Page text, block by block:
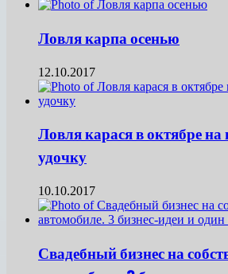
Ловля карпа осенью
12.10.2017
Ловля карася в октябре
удочку
10.10.2017
Свадебный бизнес на